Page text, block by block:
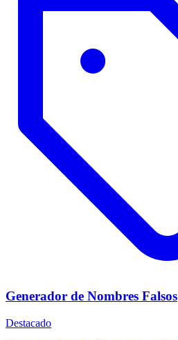
Generador de Nombres Falsos
Destacado